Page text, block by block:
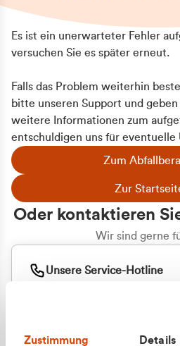
Zustimmung Details
Es ist ein unerwarteter Fehler
versuchen Sie es später erneut.
Falls das Problem weiterhin
bitte unseren Support und
weitere Informationen zum
entschuldigen uns für eventuelle
Zum
Zur
Oder kontaktieren
Wir sind gerne
Unsere Service-Hotline
+49 177 8376058